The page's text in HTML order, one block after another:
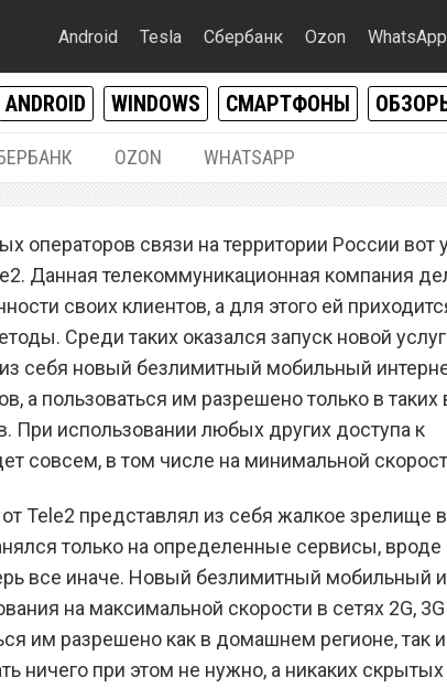
Android Tesla Сбербанк Ozon WhatsApp
ANDROID WINDOWS СМАРТФОНЫ
OZON WHATSAPP
Tele2 запустил
мобильный интернет
планшетов
операторов связи на территории России вот
Данная телекоммуникационная компания
своих клиентов, а для этого ей
Среди таких оказался запуск новой
себя новый безлимитный мобильный
а пользоваться им разрешено только в таких
При использовании любых других доступа к
совсем, в том числе на минимальной
Tele2 представлял из себя жалкое зрелище
только на определенные сервисы, вроде
все иначе. Новый безлимитный мобильный
на максимальной скорости в сетях 2G, 3G
им разрешено как в домашнем регионе, так и
ничего при этом не нужно, а никаких скрытых